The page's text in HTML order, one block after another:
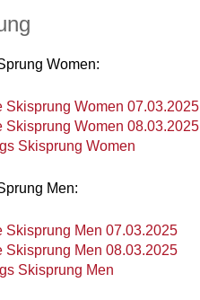
Women:
Skisprung Women 07.03.2025
Skisprung Women 08.03.2025
Skisprung Women
Men:
Skisprung Men 07.03.2025
Skisprung Men 08.03.2025
Skisprung Men